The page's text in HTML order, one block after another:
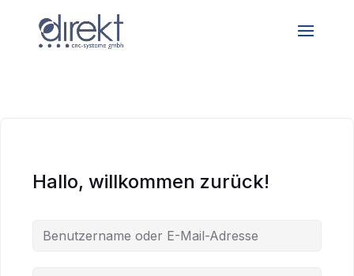
Hallo, willkommen zurück!